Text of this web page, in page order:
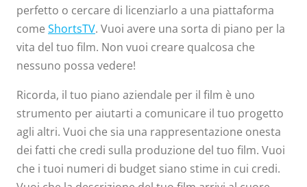
perfetto o cercare di licenziarlo a una piattaforma
come ShortsTV. Vuoi avere una sorta di piano per la
vita del tuo film. Non vuoi creare qualcosa che
nessuno possa vedere!
Ricorda, il tuo piano aziendale per il film è uno
strumento per aiutarti a comunicare il tuo progetto
agli altri. Vuoi che sia una rappresentazione onesta
dei fatti che credi sulla produzione del tuo film. Vuoi
che i tuoi numeri di budget siano stime in cui credi.